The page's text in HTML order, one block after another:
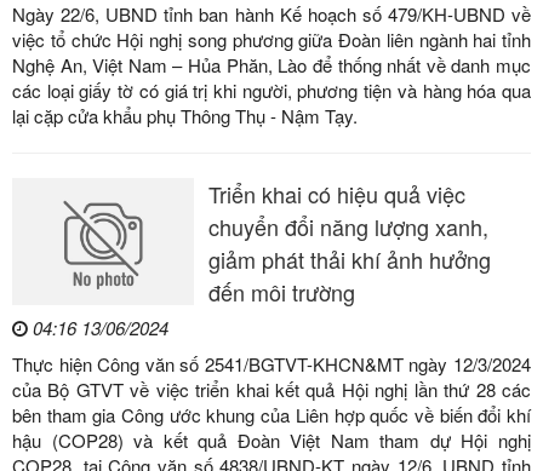
Ngày 22/6, UBND tỉnh ban hành Kế hoạch số 479/KH-UBND về
việc tổ chức Hội nghị song phương giữa Đoàn liên ngành hai tỉnh
Nghệ An, Việt Nam – Hủa Phăn, Lào để thống nhất về danh mục
các loại giấy tờ có giá trị khi người, phương tiện và hàng hóa qua
lại cặp cửa khẩu phụ Thông Thụ - Nậm Tạy.
Triển khai có hiệu quả việc
chuyển đổi năng lượng xanh,
giảm phát thải khí ảnh hưởng
đến môi trường
04:16 13/06/2024
Thực hiện Công văn số 2541/BGTVT-KHCN&MT ngày 12/3/2024
của Bộ GTVT về việc triển khai kết quả Hội nghị lần thứ 28 các
bên tham gia Công ước khung của Liên hợp quốc về biến đổi khí
hậu (COP28) và kết quả Đoàn Việt Nam tham dự Hội nghị
COP28, tại Công văn số 4838/UBND-KT ngày 12/6, UBND tỉnh